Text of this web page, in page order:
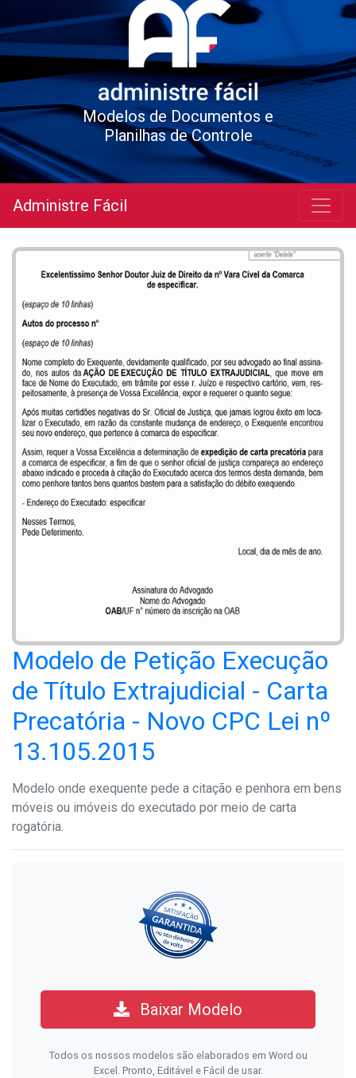
Modelos de Documentos e
Planilhas de Controle
Administre Fácil
Modelo de Petição Execução
de Título Extrajudicial - Carta
Precatória - Novo CPC Lei nº
13.105.2015
Modelo onde exequente pede a citação e penhora em bens
móveis ou imóveis do executado por meio de carta
rogatória.
Baixar Modelo
Todos os nossos modelos são elaborados em Word ou
Excel. Pronto, Editável e Fácil de usar.